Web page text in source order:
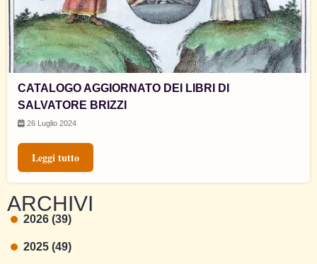
CATALOGO AGGIORNATO DEI LIBRI DI
SALVATORE BRIZZI
26 Luglio 2024
Leggi tutto
ARCHIVI
2026 (39)
2025 (49)